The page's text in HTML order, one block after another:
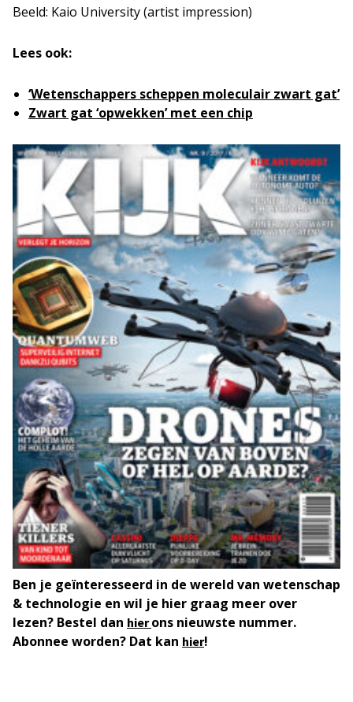
Beeld: Kaio University (artist impression)
Lees ook:
‘Wetenschappers scheppen moleculair zwart gat’
Zwart gat ‘opwekken’ met een chip
Ben je geïnteresseerd in de wereld van wetenschap
& technologie en wil je hier graag meer over
lezen? Bestel dan hierons nieuwste nummer.
Abonnee worden? Dat kan hier!